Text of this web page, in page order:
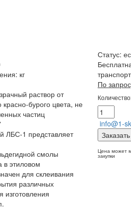
кг
раствор от
красно-бурого цвета, не
частиц
ЛБС-1 представляет
смолы
в этиловом
для склеивания
различных
изготовления
Статус:
По
info@1-
Заказать
Цена может
закупки